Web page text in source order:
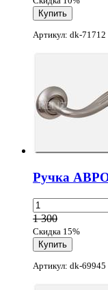
Артикул: dk-71712
Ручка
1 300
Скидка 15%
Артикул: dk-69945